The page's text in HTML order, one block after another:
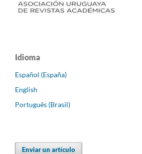
Idioma
Español (España)
English
Português (Brasil)
Enviar un artículo